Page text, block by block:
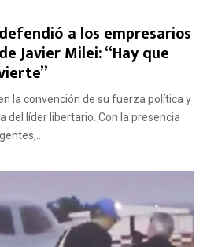
a los empresarios
Javier Milei: “Hay que
la convención de su fuerza política y
del líder libertario. Con la presencia